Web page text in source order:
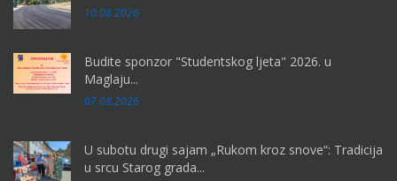
10.08.2026
Budite sponzor "Studentskog ljeta" 2026. u
Maglaju...
07.08.2026
U subotu drugi sajam „Rukom kroz snove“: Tradicija
u srcu Starog grada...